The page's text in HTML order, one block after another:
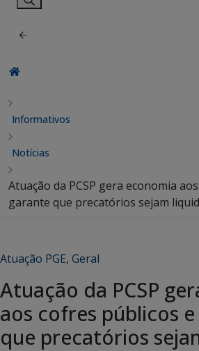
Informativos
Notícias
Atuação da PCSP gera economia
garante que precatórios sejam
Atuação PGE, Geral
Atuação da PCSP
aos cofres públicos
que precatórios